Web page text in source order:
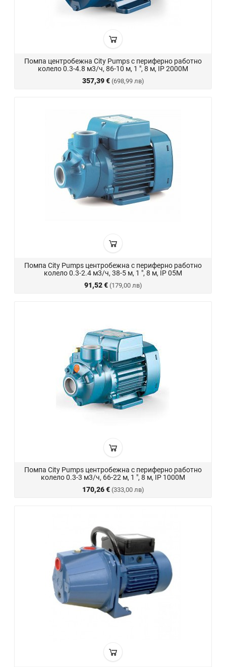
Помпа центробежна City Pumps с периферно работно
колело 0.3-4.8 м3/ч, 86-10 м, 1 ", 8 м, IP 2000M
357,39 € (698,99 лв)
Помпа City Pumps центробежна с периферно работно
колело 0.3-2.4 м3/ч, 38-5 м, 1 ", 8 м, IP 05M
91,52 € (179,00 лв)
Помпа City Pumps центробежна с периферно работно
колело 0.3-3 м3/ч, 66-22 м, 1 ", 8 м, IP 1000M
170,26 € (333,00 лв)